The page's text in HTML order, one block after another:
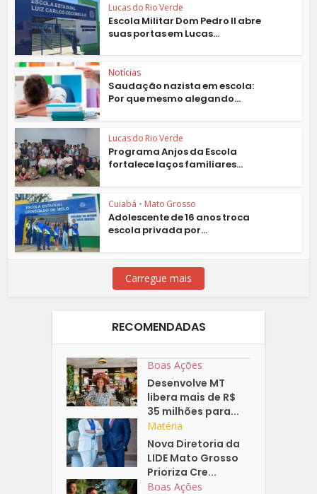
Lucas do Rio Verde
Escola Militar Dom Pedro II abre
suas portas em Lucas...
Notícias
Saudação nazista em escola:
Por que mesmo alegando...
Lucas do Rio Verde
Programa Anjos da Escola
fortalece laços familiares...
Cuiabá • Mato Grosso
Adolescente de 16 anos troca
escola privada por...
Carregue mais
RECOMENDADAS
Boas Ações
Desenvolve MT
libera mais de R$
35 milhões para...
Matéria
Nova Diretoria da
LIDE Mato Grosso
Prioriza Cre...
Boas Ações